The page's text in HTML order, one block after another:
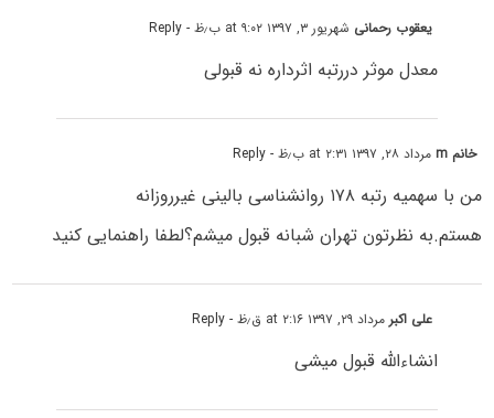
یعقوب رحمانی شهریور ۳, ۱۳۹۷ at ۹:۰۲ ب٫ظ - Reply
معدل موثر دررتبه اثرداره نه قبولی
خانم m مرداد ۲۸, ۱۳۹۷ at ۲:۳۱ ب٫ظ - Reply
من با سهمیه رتبه ۱۷۸ روانشناسی بالینی غیرروزانه
هستم.به نظرتون تهران شبانه قبول میشم؟لطفا راهنمایی کنید
علی اکبر مرداد ۲۹, ۱۳۹۷ at ۲:۱۶ ق٫ظ - Reply
انشاءالله قبول میشی